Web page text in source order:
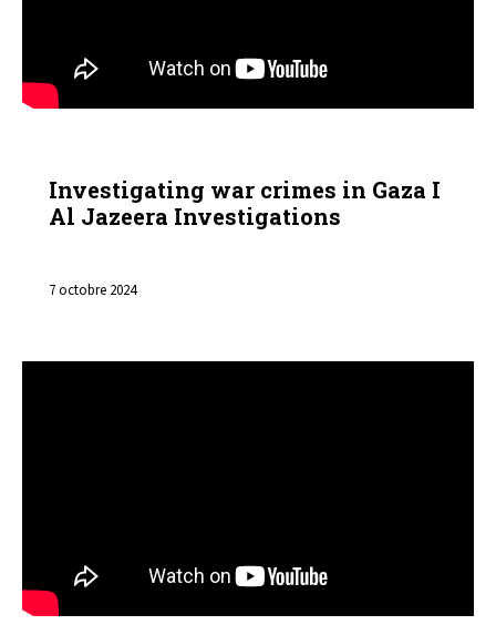
Investigating war crimes in Gaza I
Al Jazeera Investigations
7 octobre 2024